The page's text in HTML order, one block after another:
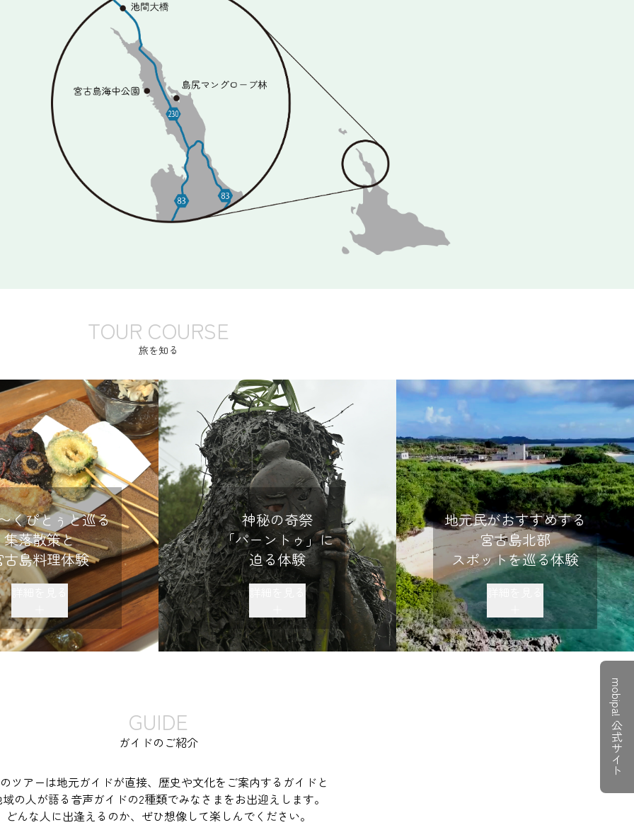
mobipa! 公式サイト
TOUR COURSE
旅を知る
くぴとぅと巡る
集落散策と
古島料理体験
神秘の奇祭
「パーントゥ」に
迫る体験
地元民がおすすめする
宮古島北部
スポットを巡る体験
GUIDE
ガイドのご紹介
ツアーは地元ガイドが直接、 歴史や文化をご案内するガイドと
の人が語る音声ガイドの2種類でみなさまをお出迎えします。
どんな人に出逢えるのか、ぜひ想像して楽しんでください。